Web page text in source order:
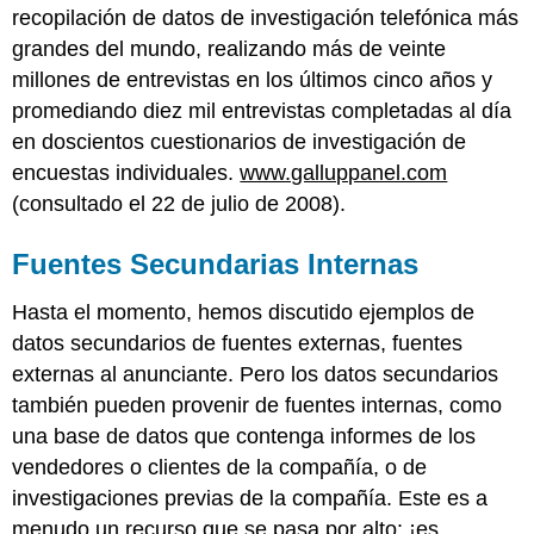
recopilación de datos de investigación telefónica más
grandes del mundo, realizando más de veinte
millones de entrevistas en los últimos cinco años y
promediando diez mil entrevistas completadas al día
en doscientos cuestionarios de investigación de
encuestas individuales.www.galluppanel.com
(consultado el 22 de julio de 2008).
Fuentes Secundarias Internas
Hasta el momento, hemos discutido ejemplos de
datos secundarios de fuentes externas, fuentes
externas al anunciante. Pero los datos secundarios
también pueden provenir de fuentes internas, como
una base de datos que contenga informes de los
vendedores o clientes de la compañía, o de
investigaciones previas de la compañía. Este es a
menudo un recurso que se pasa por alto: ¡es